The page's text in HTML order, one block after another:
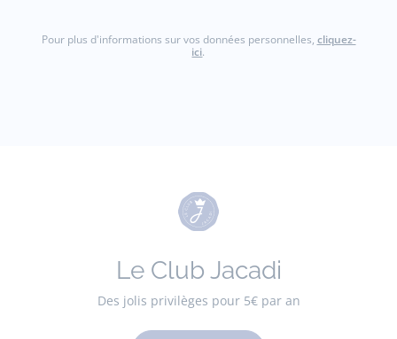
Pour plus d'informations sur vos données personnelles, cliquez-
ici.
Le Club Jacadi
Des jolis privilèges pour 5€ par an